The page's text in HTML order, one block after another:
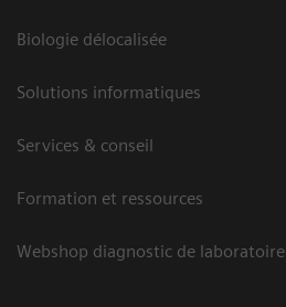
Biologie délocalisée
Solutions informatiques
Services & conseil
Formation et ressources
Webshop diagnostic de laboratoire